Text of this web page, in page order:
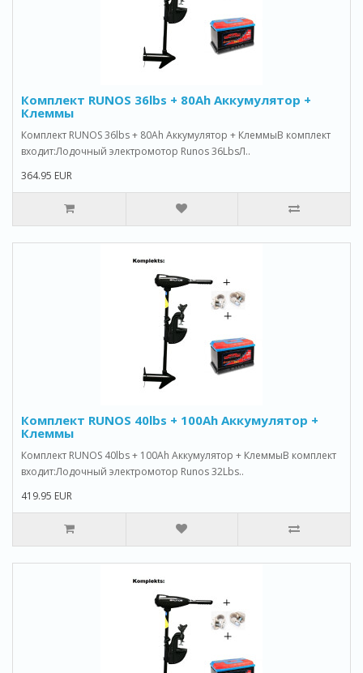
Комплект RUNOS 36lbs + 80Ah Аккумулятор +
Клеммы
Комплект RUNOS 36lbs + 80Ah Аккумулятор + КлеммыВ комплект
входит:Лодочный электромотор Runos 36LbsЛ..
364.95 EUR
Комплект RUNOS 40lbs + 100Ah Аккумулятор +
Клеммы
Комплект RUNOS 40lbs + 100Ah Аккумулятор + КлеммыВ комплект
входит:Лодочный электромотор Runos 32Lbs..
419.95 EUR